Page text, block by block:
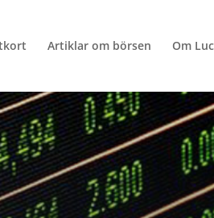
Artiklar om börsen Om